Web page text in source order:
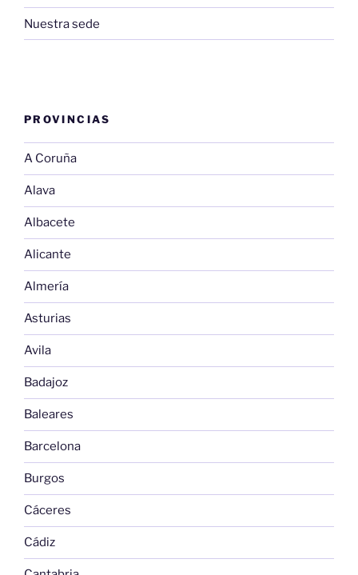
Nuestra sede
PROVINCIAS
A Coruña
Alava
Albacete
Alicante
Almería
Asturias
Avila
Badajoz
Baleares
Barcelona
Burgos
Cáceres
Cádiz